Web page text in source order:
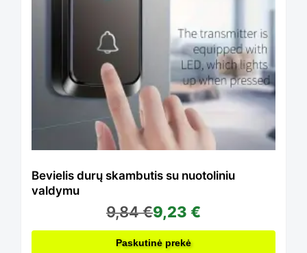
Bevielis durų skambutis su nuotoliniu
valdymu
9,84€9,23 €
Paskutinė prekė
has
multiple
variants.
The
options